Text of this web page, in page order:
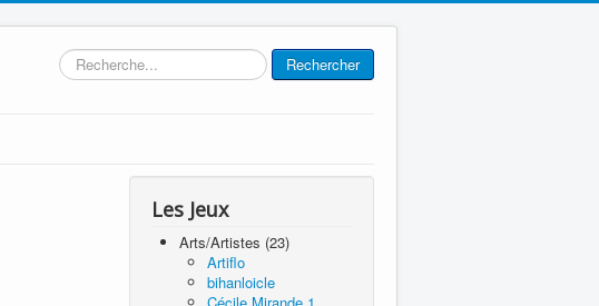
Rechercher Rechercher
Les Jeux
Arts/Artistes (23)
Artiflo
bihanloicle